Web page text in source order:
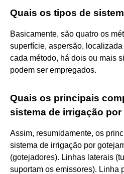
Quais os tipos de
Basicamente, são quatro os
superfície, aspersão,
cada método, há dois ou mais
podem ser empregados.
Quais os principais
sistema de irrigação
Assim, resumidamente, os
sistema de irrigação por
(gotejadores). Linhas laterais
suportam os emissores). Linha